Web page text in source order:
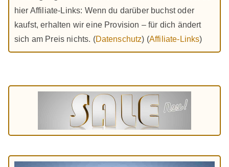
hier Affiliate-Links: Wenn du darüber buchst oder
kaufst, erhalten wir eine Provision – für dich ändert
sich am Preis nichts. (Datenschutz) (Affiliate-Links)